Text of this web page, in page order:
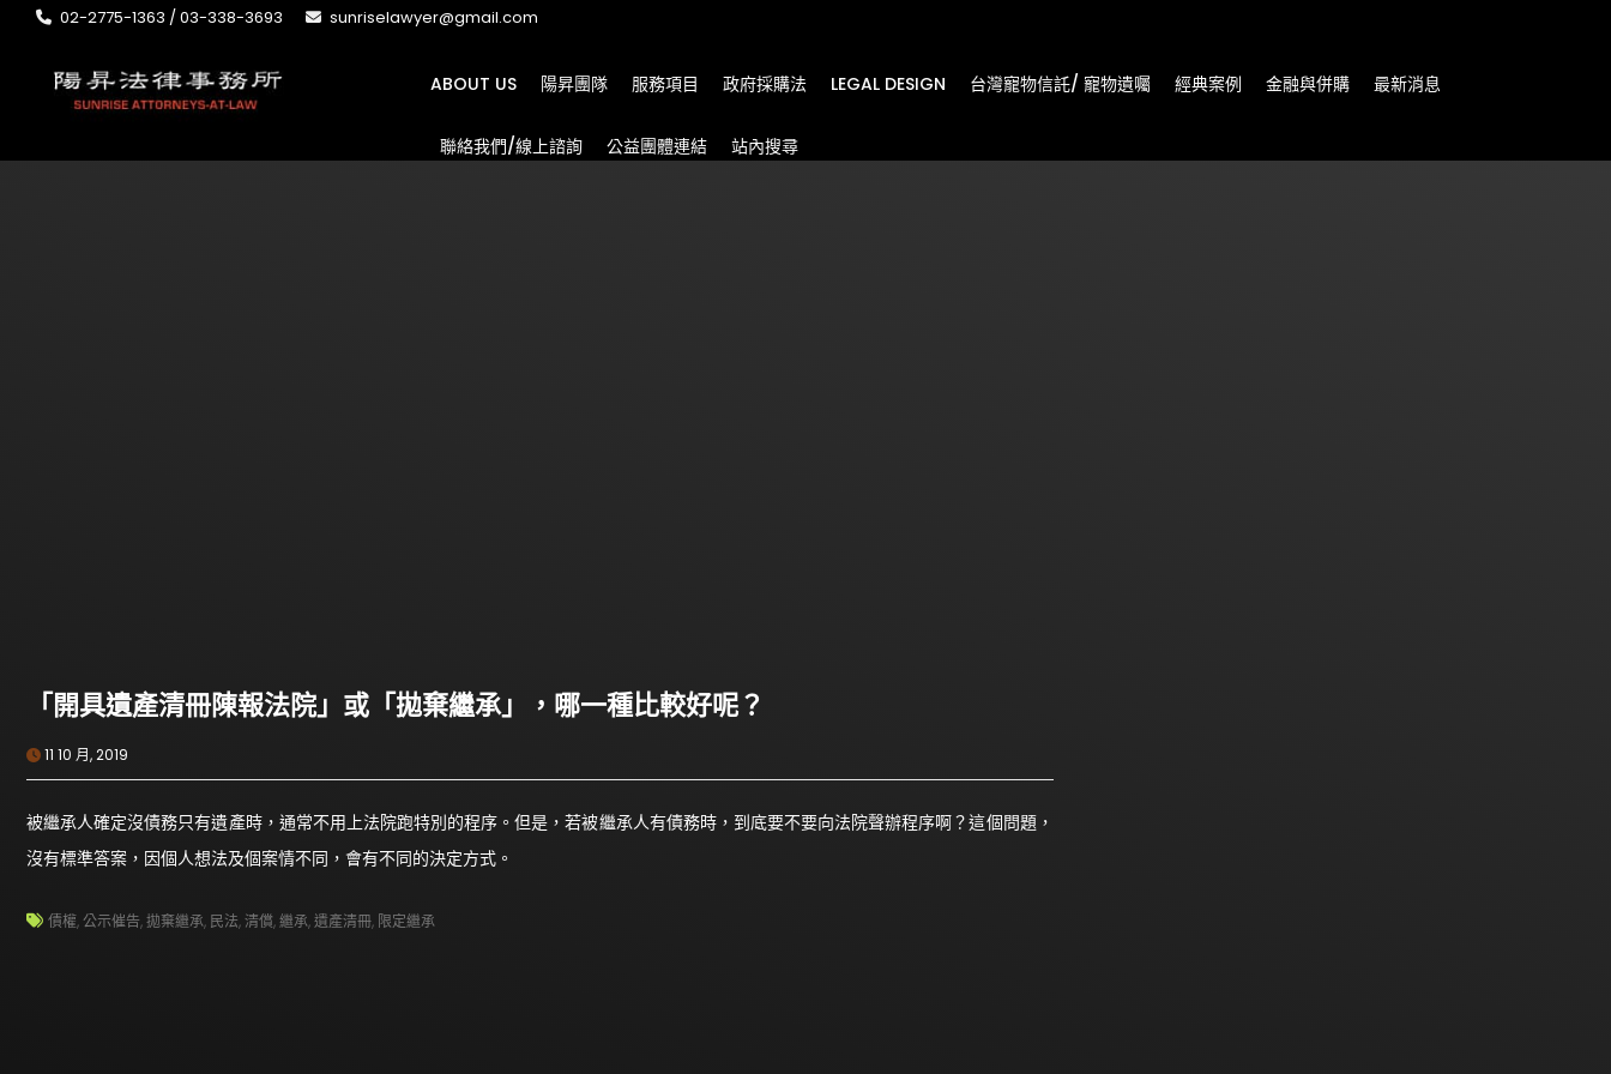
02-2775-1363 / 03-338-3693 sunriselawyer@gmail.com
ABOUT US 陽昇團隊 服務項目 政府採購法 LEGAL DESIGN 台灣寵物信託/ 寵物遺囑 經典案例 金融與併購 最新消息
聯絡我們/線上諮詢 公益團體連結 站內搜尋
「開具遺產清冊陳報法院」或「拋棄繼承」，哪一種比較好呢？
11 10 月, 2019
被繼承人確定沒債務只有遺產時，通常不用上法院跑特別的程序。但是，若被繼承人有債務時，到底要不要向法院聲辦程序啊？這個問題，
沒有標準答案，因個人想法及個案情不同，會有不同的決定方式。
債權,公示催告,拋棄繼承, 民法,清償,繼承,遺產清冊, 限定繼承